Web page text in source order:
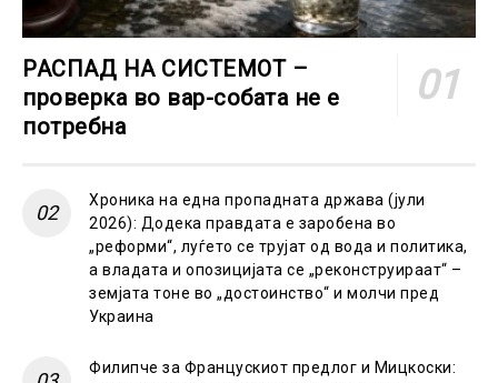
РАСПАД НА СИСТЕМОТ –
проверка во вар-собата не е
потребна
Хроника на една пропадната држава (јули
2026): Додека правдата е заробена во
„реформи“, луѓето се трујат од вода и политика,
а владата и опозицијата се „реконструираат“ –
земјата тоне во „достоинство“ и молчи пред
Украина
Филипче за Францускиот предлог и Мицкоски: